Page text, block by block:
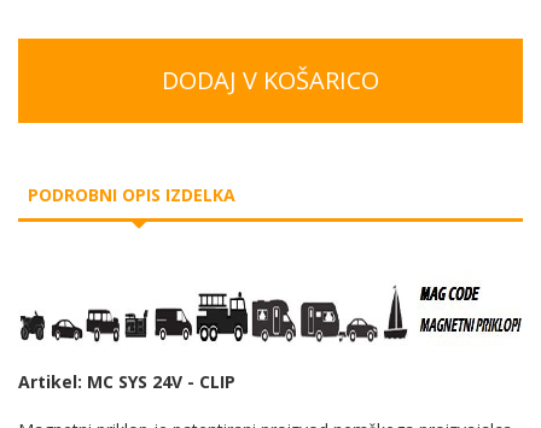
DODAJ V KOŠARICO
PODROBNI OPIS IZDELKA
Artikel: MC SYS 24V - CLIP